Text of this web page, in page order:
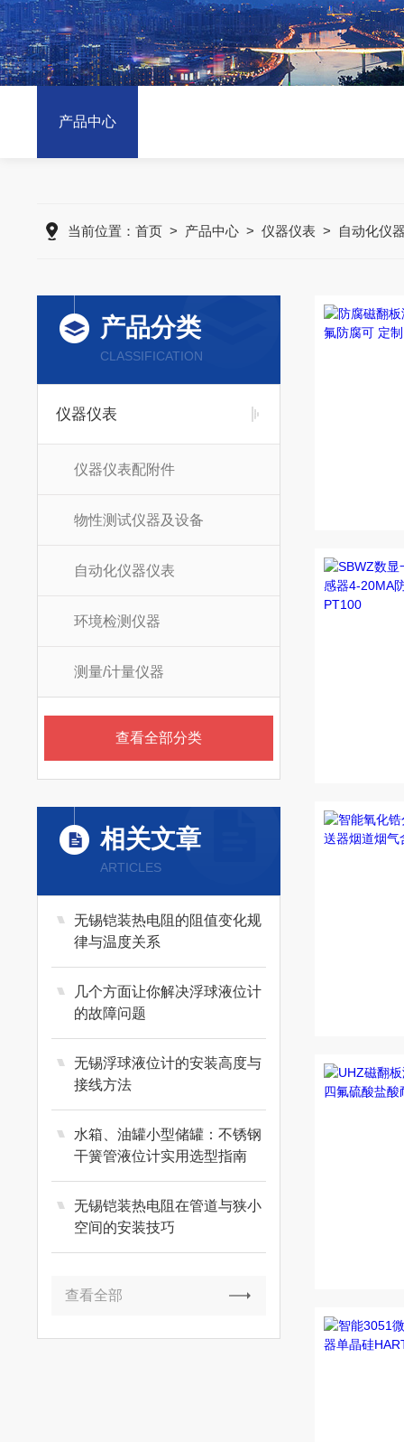
产品中心
当前位置： 首页> 产品中心> 仪器仪表> 自动化仪
产品分类
CLASSIFICATION
仪器仪表
仪器仪表配附件
物性测试仪器及设备
自动化仪器仪表
环境检测仪器
测量/计量仪器
查看全部分类
相关文章
ARTICLES
无锡铠装热电阻的阻值变化规
律与温度关系
几个方面让你解决浮球液位计
的故障问题
无锡浮球液位计的安装高度与
接线方法
水箱、油罐小型储罐：不锈钢
干簧管液位计实用选型指南
无锡铠装热电阻在管道与狭小
空间的安装技巧
查看全部